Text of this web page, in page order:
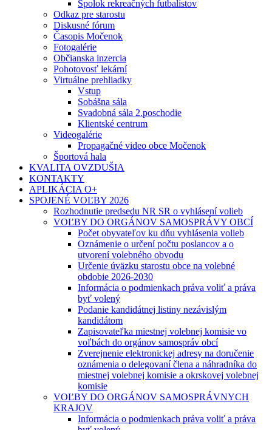
Spolok rekreačných futbalistov
Odkaz pre starostu
Diskusné fórum
Časopis Močenok
Fotogalérie
Občianska inzercia
Pohotovosť lekární
Virtuálne prehliadky
Vstup
Sobášna sála
Svadobná sála 2.poschodie
Klientské centrum
Videogalérie
Propagačné video obce Močenok
Športová hala
KVALITA OVZDUŠIA
KONTAKTY
APLIKÁCIA O+
SPOJENÉ VOĽBY 2026
Rozhodnutie predsedu NR SR o vyhlásení volieb
VOĽBY DO ORGÁNOV SAMOSPRÁVY OBCÍ
Počet obyvateľov ku dňu vyhlásenia volieb
Oznámenie o určení počtu poslancov a o
utvorení volebného obvodu
Určenie úväzku starostu obce na volebné
obdobie 2026-2030
Informácia o podmienkach práva voliť a práva
byť volený
Podanie kandidátnej listiny nezávislým
kandidátom
Zapisovateľka miestnej volebnej komisie vo
voľbách do orgánov samospráv obcí
Zverejnenie elektronickej adresy na doručenie
oznámenia o delegovaní člena a náhradníka do
miestnej volebnej komisie a okrskovej volebnej
komisie
VOĽBY DO ORGÁNOV SAMOSPRÁVNYCH
KRAJOV
Informácia o podmienkach práva voliť a práva